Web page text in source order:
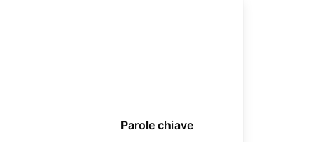
Parole chiave